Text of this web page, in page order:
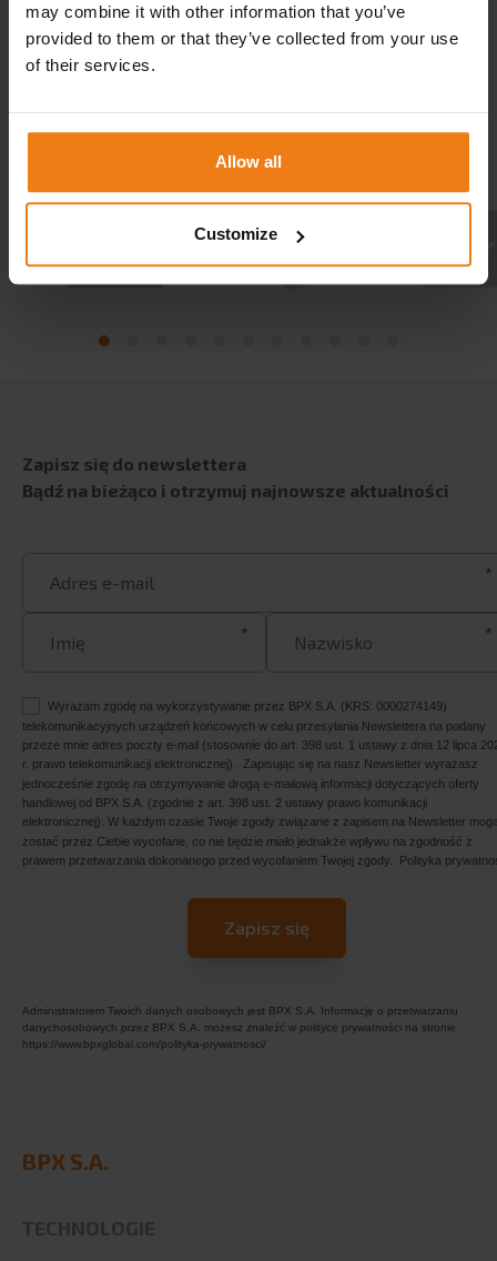
may combine it with other information that you’ve
provided to them or that they’ve collected from your use
of their services.
Allow all
Customize
Współpraca z uczelniami
BLOG
KARIERA
Zapisz się do newslettera
Bądź na bieżąco i otrzymuj najnowsze aktualności
*
* *
Wyrażam zgodę na wykorzystywanie przez BPX S.A. (KRS: 0000274149)
telekomunikacyjnych urządzeń końcowych w celu przesyłania Newslettera na podany
przeze mnie adres poczty e-mail (stosownie do art. 398 ust. 1 ustawy z dnia 12 lipca
r. prawo telekomunikacji elektronicznej). Zapisując się na nasz Newsletter wyrażasz
jednocześnie zgodę na otrzymywanie drogą e-mailową informacji dotyczących oferty
handlowej od BPX S.A. (zgodnie z art. 398 ust. 2 ustawy prawo komunikacji
elektronicznej). W każdym czasie Twoje zgody związane z zapisem na Newsletter
zostać przez Ciebie wycofane, co nie będzie miało jednakże wpływu na zgodność z
prawem przetwarzania dokonanego przed wycofaniem Twojej zgody. Polityka
Administratorem Twoich danych osobowych jest BPX S.A. Informację o przetwarzaniu
danychosobowych przez BPX S.A. możesz znaleźć w polityce prywatności na stronie
https://www.bpxglobal.com/polityka-prywatnosci/
BPX S.A.